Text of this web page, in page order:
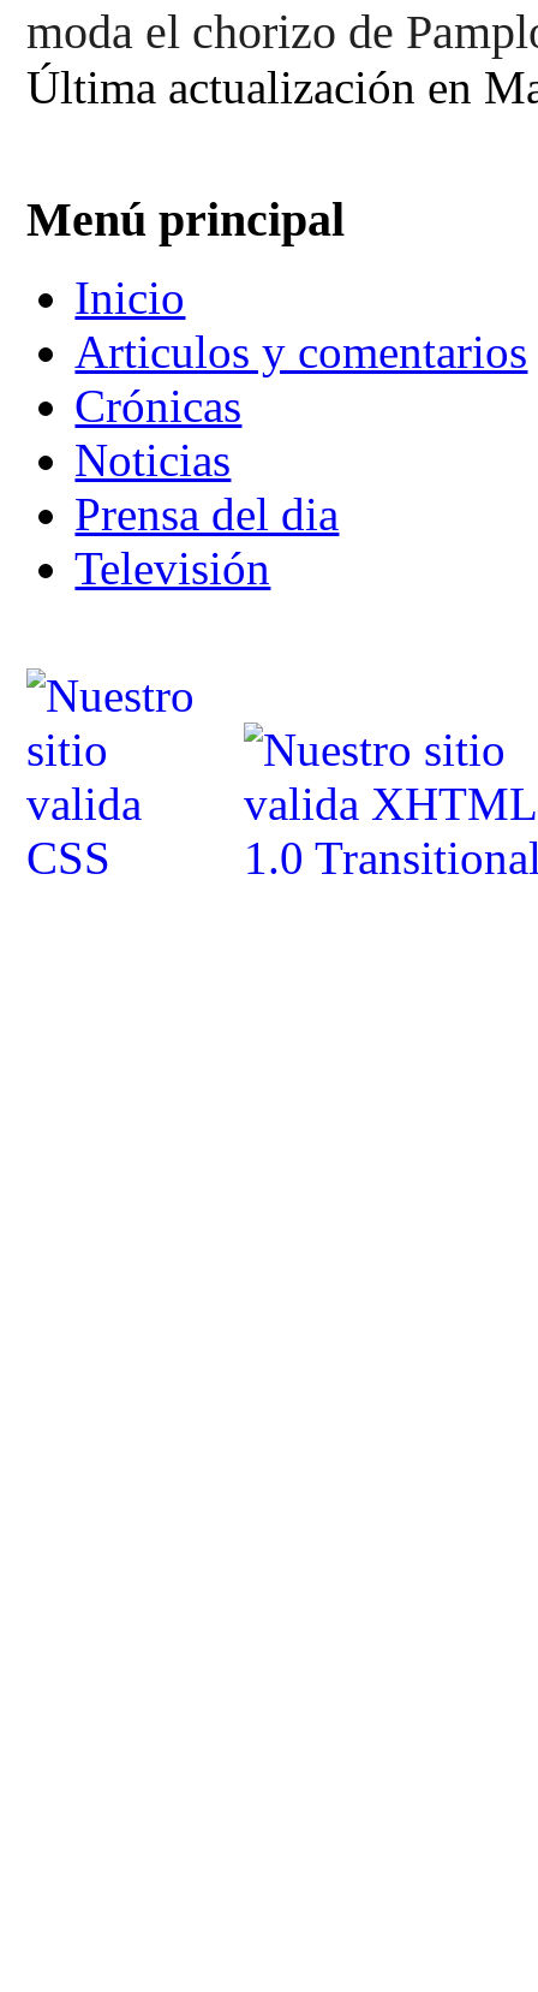
moda el chorizo de
Última actualización en
Menú principal
Inicio
Articulos y comentarios
Crónicas
Noticias
Prensa del dia
Televisión